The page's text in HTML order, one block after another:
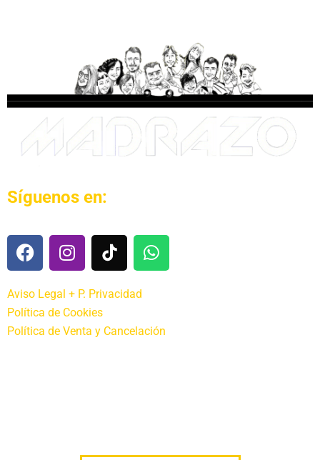
Síguenos en:
Aviso Legal + P. Privacidad
Política de Cookies
Política de Venta y Cancelación